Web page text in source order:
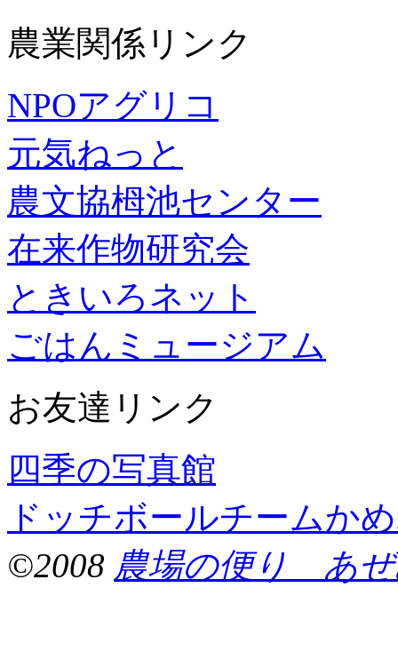
農業関係リンク
NPOアグリコ
元気ねっと
農文協栂池センター
在来作物研究会
ときいろネット
ごはんミュージアム
お友達リンク
四季の写真館
ドッチボールチームか
©2008 農場の便り あぜ